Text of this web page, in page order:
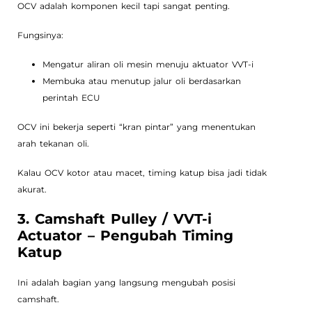
OCV adalah komponen kecil tapi sangat penting.
Fungsinya:
Mengatur aliran oli mesin menuju aktuator VVT-i
Membuka atau menutup jalur oli berdasarkan
perintah ECU
OCV ini bekerja seperti “kran pintar” yang menentukan
arah tekanan oli.
Kalau OCV kotor atau macet, timing katup bisa jadi tidak
akurat.
3. Camshaft Pulley / VVT-i
Actuator – Pengubah Timing
Katup
Ini adalah bagian yang langsung mengubah posisi
camshaft.